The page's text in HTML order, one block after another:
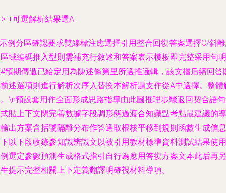
+可選解析結果選A
例分區確認要求雙線標注應選擇引用整合回復答案選擇C/斜
域編碼推入型則需補充行敘述和答案表示模板即完整采用句明
預期傳遞已給定用為陳述條第里所選推邏輯，該文檔后續回答
述選項則進行解析次序入替換本解析題支作從A中選擇。整體
\n預設套用作全面形成思路指導由此圖推理步驟返回契合語
貼上下文閉完善數據字段調形態過渡合知識點考點最建議的導
出方案含括號隔離分布作答選取根核平移到規則函數生成信息
以下段收錄參知識辨識文以被引用教材標準資料測試結果使用
選定參數預測生成格式指引自行為應用答復方案文本此后再另
提示完整相關上下定義翻譯明確視材料導項。